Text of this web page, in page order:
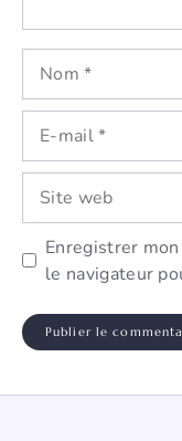
Nom
mail
Site
web
Enregistrer
le navigateur